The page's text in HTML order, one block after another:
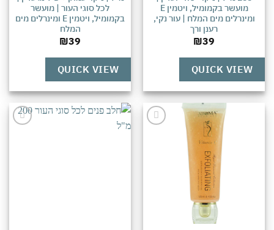
מועשר בקמומיל, ויטמין E
ומינרלים מים המלח | עור נקי,
רענן ורך
₪
QUICK VIEW
לכל סוגי העור | מועשר
בקמומיל, ויטמין E ומינרלים מים
המלח
₪
QUICK VIEW